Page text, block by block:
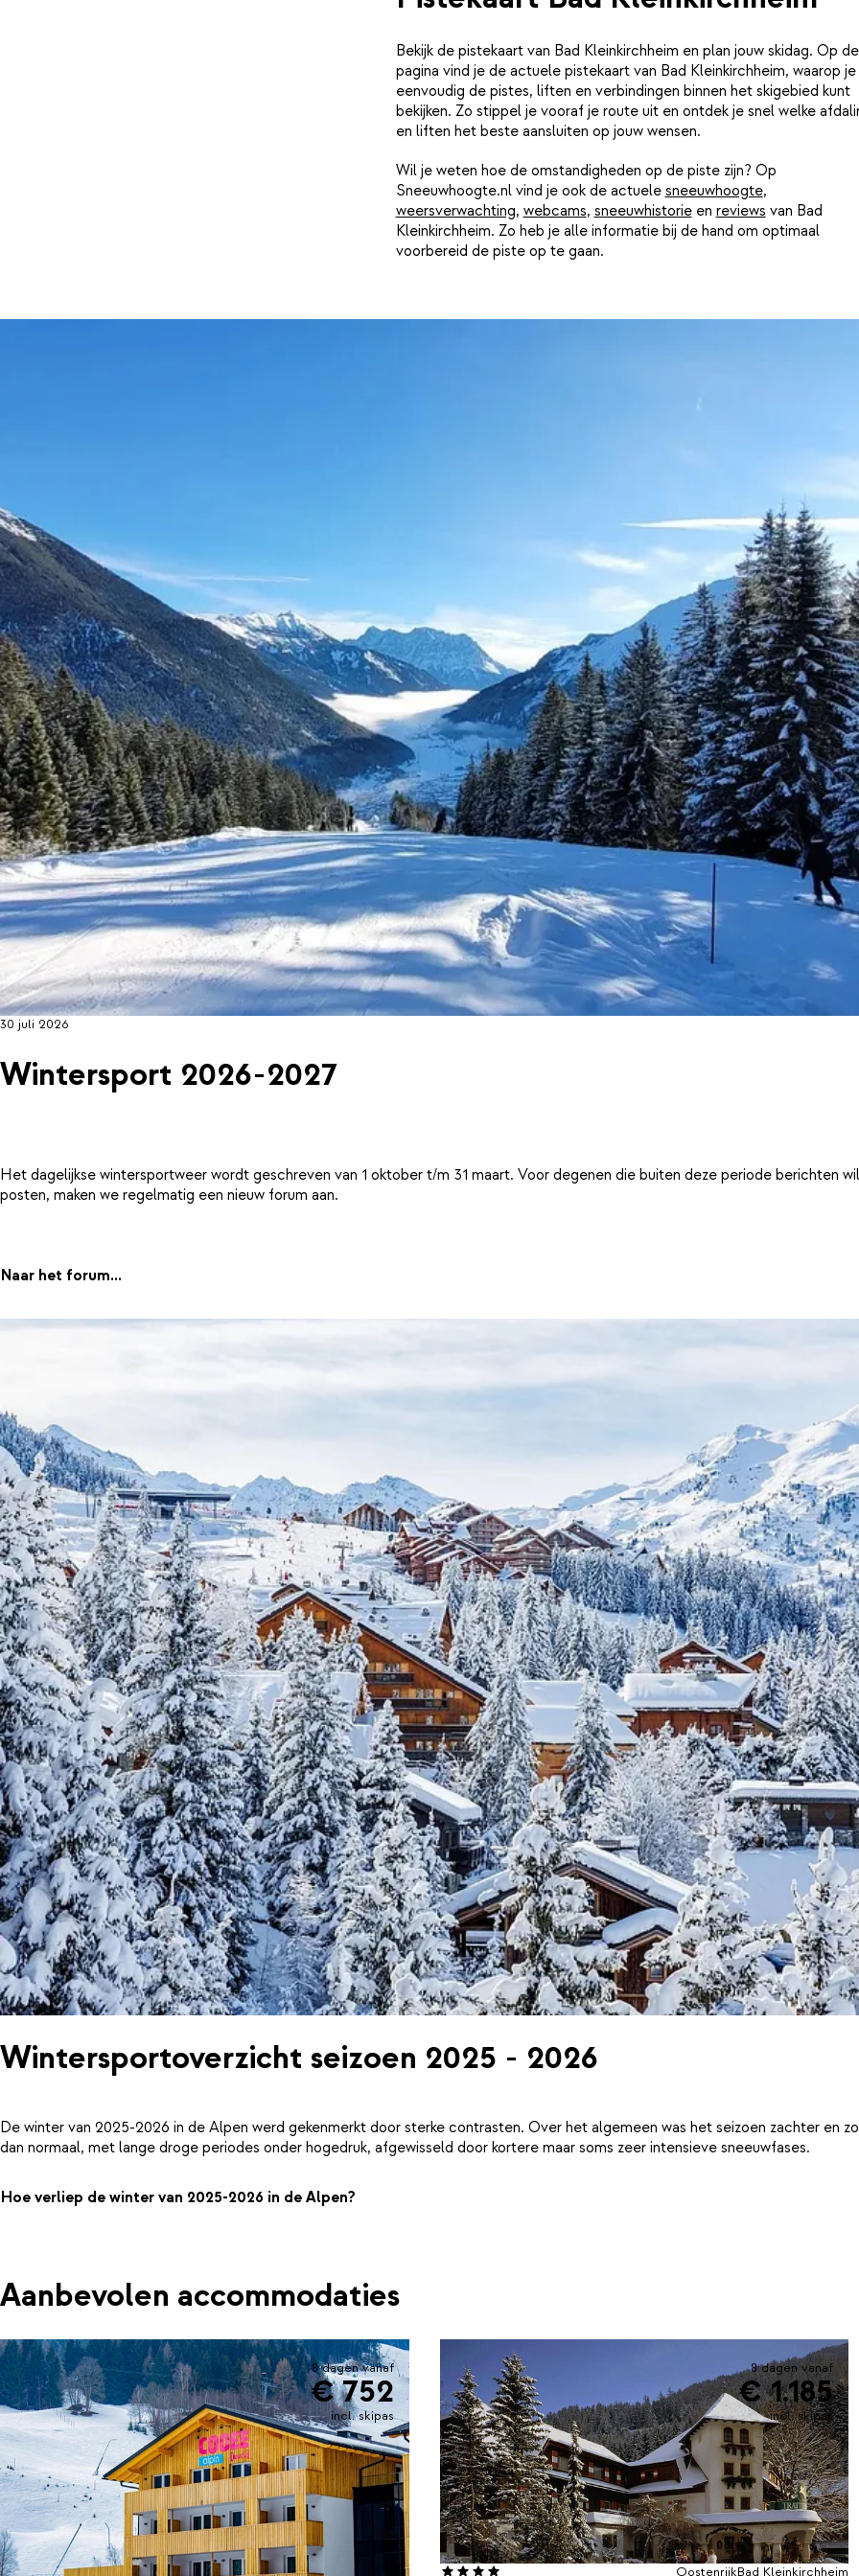
Bekijk de pistekaart van Bad Kleinkirchheim en plan jouw skidag. Op
pagina vind je de actuele pistekaart van Bad Kleinkirchheim, waarop je
eenvoudig de pistes, liften en verbindingen binnen het skigebied kunt
bekijken. Zo stippel je vooraf je route uit en ontdek je snel welke
en liften het beste aansluiten op jouw wensen.
Wil je weten hoe de omstandigheden op de piste zijn? Op
Sneeuwhoogte.nl vind je ook de actuele sneeuwhoogte,
weersverwachting, webcams, sneeuwhistorieen reviews van Bad
Kleinkirchheim. Zo heb je alle informatie bij de hand om optimaal
voorbereid de piste op te gaan.
30 juli 2026
Wintersport 2026-2027
Het dagelijkse wintersportweer wordt geschreven van 1 oktober t/m 31 maart. Voor degenen die buiten deze periode berichten
posten, maken we regelmatig een nieuw forum aan.
Naar het forum...
Wintersportoverzicht seizoen 2025 - 2026
De winter van 2025-2026 in de Alpen werd gekenmerkt door sterke contrasten. Over het algemeen was het seizoen zachter en
dan normaal, met lange droge periodes onder hogedruk, afgewisseld door kortere maar soms zeer intensieve sneeuwfases.
Hoe verliep de winter van 2025-2026 in de Alpen?
Aanbevolen accommodaties
8 dagen vanaf
€ 752
incl. skipas
8 dagen vanaf
€ 1.185
incl. skipas
OostenrijkBad Kleinkirchheim